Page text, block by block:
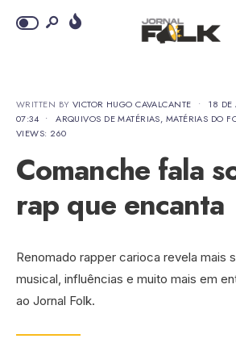
WRITTEN BY VICTOR HUGO CAVALCANTE • 18 DE
07:34 • ARQUIVOS DE MATÉRIAS, MATÉRIAS DO
VIEWS: 260
Comanche fala
rap que encanta
Renomado rapper carioca revela mais
musical, influências e muito mais em
ao Jornal Folk.